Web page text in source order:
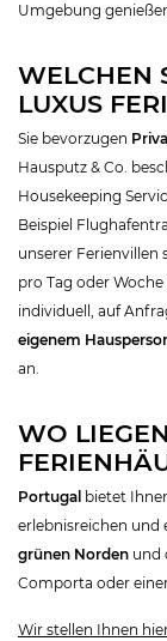
Umgebung
WELCHEN
LUXUS
Sie bevorzugen
Hausputz & Co.
Housekeeping
Beispiel
unserer Ferienvillen
pro Tag oder
individuell, auf
eigenem
an.
WO
Portugal bietet
erlebnisreichen und
grünen Norden und
Comporta oder
Wir stellen Ihnen